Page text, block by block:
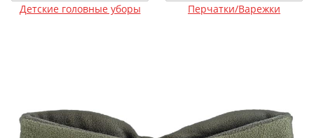
Детские головные уборы Перчатки/Варежки